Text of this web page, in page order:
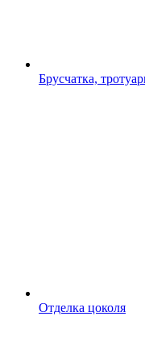
Брусчатка,
Отделка цоколя